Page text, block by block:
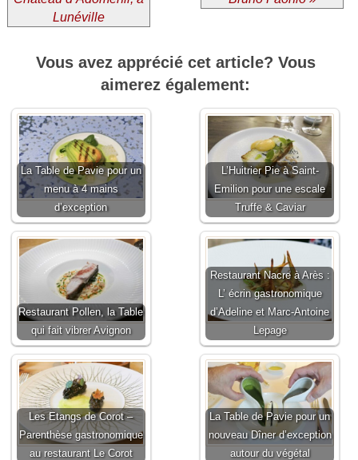
Lunéville
Vous avez apprécié cet article? Vous
aimerez également:
La Table de Pavie pour un
menu à 4 mains
d’exception
L’Huitrier Pie à Saint-
Emilion pour une escale
Truffe & Caviar
Restaurant Pollen, la Table
qui fait vibrer Avignon
Restaurant Nacre à Arès :
L’ écrin gastronomique
d’Adeline et Marc-Antoine
Lepage
Les Etangs de Corot –
Parenthèse gastronomique
au restaurant Le Corot
La Table de Pavie pour un
nouveau Dîner d’exception
autour du végétal